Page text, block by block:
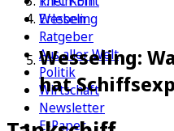
Erleben
Ratgeber
Aus aller Welt
Politik
Wirtschaft
Newsletter
E-Paper
Wesseling
Wesseling:
hat